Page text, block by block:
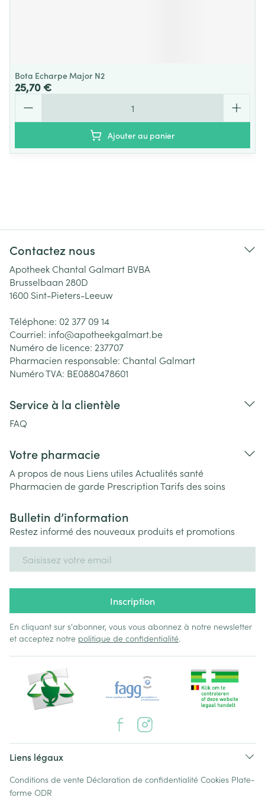
Bota Echarpe Major N2
25,70 €
Ajouter au panier
Contactez nous
Apotheek Chantal Galmart BVBA
Brusselbaan 280D
1600 Sint-Pieters-Leeuw
Téléphone: 02 377 09 14
Courriel: info@apotheekgalmart.be
Numéro de licence: 237707
Pharmacien responsable: Chantal Galmart
Numéro TVA: BE0880478601
Service à la clientèle
FAQ
Votre pharmacie
A propos de nous Liens utiles Actualités santé
Pharmacien de garde PrescriptionTarifs des soins
Bulletin d’information
Restez informé des nouveaux produits et promotions
Inscription
En cliquant sur s'abonner, vous vous abonnez à notre newsletter
et acceptez notre politique de confidentialité.
Liens légaux
Conditions de vente Déclaration de confidentialité Cookies Plate-
forme ODR